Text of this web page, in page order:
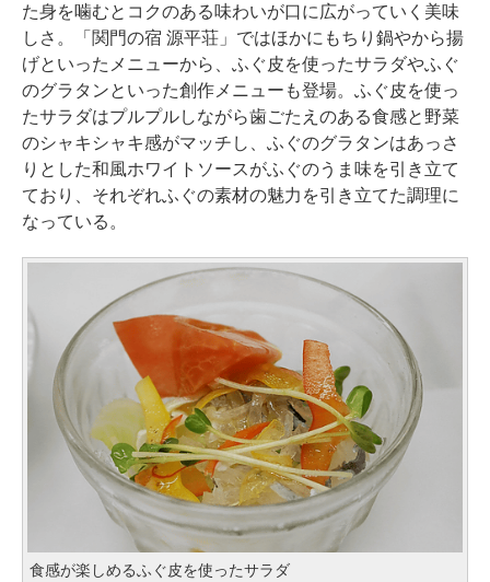
た身を噛むとコクのある味わいが口に広がっていく美味
しさ。「関門の宿 源平荘」ではほかにもちり鍋やから揚
げといったメニューから、ふぐ皮を使ったサラダやふぐ
のグラタンといった創作メニューも登場。ふぐ皮を使っ
たサラダはプルプルしながら歯ごたえのある食感と野菜
のシャキシャキ感がマッチし、ふぐのグラタンはあっさ
りとした和風ホワイトソースがふぐのうま味を引き立て
ており、それぞれふぐの素材の魅力を引き立てた調理に
なっている。
食感が楽しめるふぐ皮を使ったサラダ